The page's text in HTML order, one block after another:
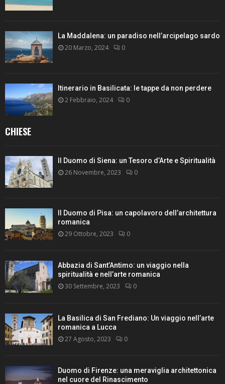
La Maddalena: un paradiso nell’arcipelago sardo
20 Marzo, 2024 0
Itinerario in Basilicata: le tappe da non perdere
2 Febbraio, 2024 0
CHIESE
Il Duomo di Siena: un Tesoro d’Arte e Spiritualità
26 Novembre, 2023 0
Il Duomo di Pisa: un capolavoro dell’architettura
romanica
29 Ottobre, 2023 0
Abbazia di Sant’Antimo: un viaggio nella
spiritualità e nell’arte romanica
30 Settembre, 2023 0
La Basilica di San Frediano: Un viaggio nell’arte
romanica a Lucca
27 Agosto, 2023 0
Duomo di Firenze: una meraviglia architettonica
nel cuore del Rinascimento